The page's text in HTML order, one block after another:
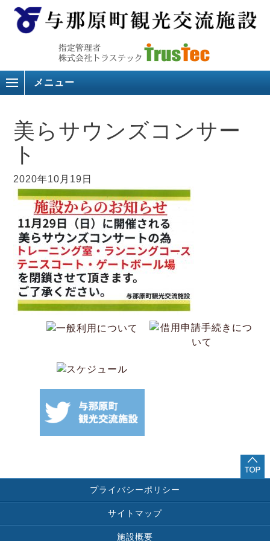
メニュー
美らサウンズコンサー
ト
2020年10月19日
プライバシーポリシー
サイトマップ
施設概要